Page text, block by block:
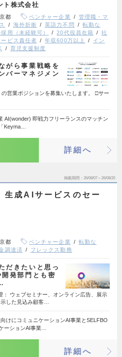
ト株式会社
都 ベンチャー企業
管理職・マ
海外折衝 英語力不問
転勤な
用（未経験可） 20代役員在籍
社
ービス責任者 年収600万以上
イン
育児支援制度
がら事業戦略を
バーマネジメン
営業ポジションを募集いたします。 □サー
AI(wonder) 即戦力フリーランスのマッチン
Keyma…
詳細へ
掲載期間 26/08/07～26/08/20
生成AIサービスのセー
都 ベンチャー企業
転勤な
調達済 フレックス勤務
だきたいと思っ
発部門とも密
ウェブセミナー、オンライン広告、展示
した見込み顧客…
けにコミュニケーションAI事業とSELFBO
ーションAI事業…
詳細へ